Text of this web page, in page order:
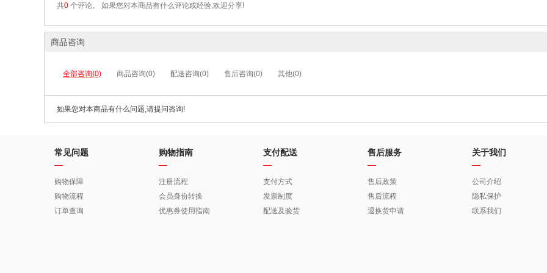
共0 个评论。 如果您对本商品有什么评论或经验,欢迎分享!
商品咨询
全部咨询(0) 商品咨询(0) 配送咨询(0) 售后咨询(0) 其他(0)
如果您对本商品有什么问题,请提问咨询!
常见问题
购物保障
购物流程
订单查询
购物指南
注册流程
会员身份转换
优惠券使用指南
支付配送
支付方式
发票制度
配送及验货
售后服务
售后政策
售后流程
退换货申请
关于我们
公司介绍
隐私保护
联系我们